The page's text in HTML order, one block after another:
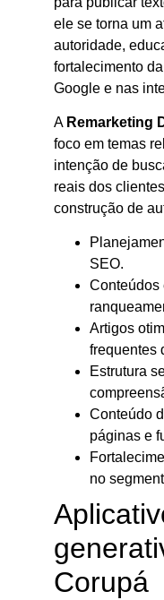
ele se torna um
autoridade,
fortalecimento
Google e nas
A Remarketing
foco em temas
intenção de
reais dos
construção de
SEO.
Conteúdos
Artigos
frequentes
Estrutura
Conteúdo
páginas e
no
Corupá